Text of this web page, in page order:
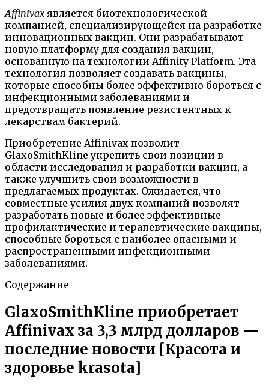
Affinivax является биотехнологической
компанией, специализирующейся на разработке
инновационных вакцин. Они разрабатывают
новую платформу для создания вакцин,
основанную на технологии Affinity Platform. Эта
технология позволяет создавать вакцины,
которые способны более эффективно бороться с
инфекционными заболеваниями и
предотвращать появление резистентных к
лекарствам бактерий.
Приобретение Affinivax позволит
GlaxoSmithKline укрепить свои позиции в
области исследования и разработки вакцин, а
также улучшить свои возможности в
предлагаемых продуктах. Ожидается, что
совместные усилия двух компаний позволят
разработать новые и более эффективные
профилактические и терапевтические вакцины,
способные бороться с наиболее опасными и
распространенными инфекционными
заболеваниями.
Содержание
GlaxoSmithKline приобретает
Affinivax за 3,3 млрд долларов —
последние новости [Красота и
здоровье krasota]